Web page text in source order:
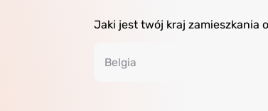
Jaki jest twój kraj zamieszkania